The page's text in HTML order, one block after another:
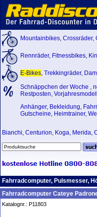
Mountainbikes, Crossräder,
Rennräder, Fitnessbikes,
E-Bikes, Trekkingräder,
Schnäppchen der Woche ,
Restposten,
Anhänger, Bekleidung,
Gutscheine, Heimtrainer,
Bianchi, Centurion, Koga, Merida,
Fahrradcomputer, Pulsmesser,
Fahrradcomputer Cateye
Katalognr.: P11803